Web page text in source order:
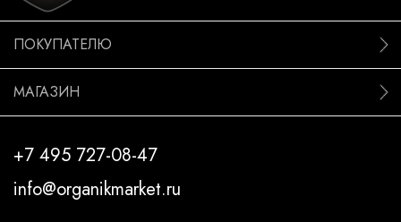
ПОКУПАТЕЛЮ
МАГАЗИН
+7 495 727-08-47
info@organikmarket.ru